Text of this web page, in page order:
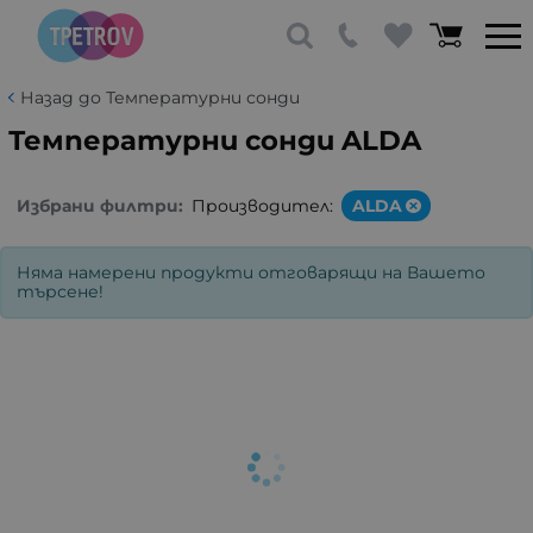
Назад до Температурни сонди
Температурни сонди ALDA
Избрани филтри: Производител: ALDA
Няма намерени продукти отговарящи на Вашето
търсене!